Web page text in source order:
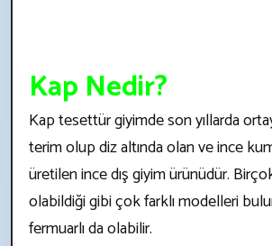
Kap Nedir?
Kap tesettür giyimde son yıllarda
terim olup diz altında olan ve ince
üretilen ince dış giyim ürünüdür.
olabildiği gibi çok farklı modelleri
fermuarlı da olabilir.